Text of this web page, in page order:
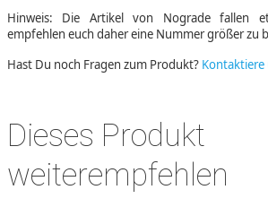
Hinweis: Die Artikel von Nograde fallen
empfehlen euch daher eine Nummer größer zu
Hast Du noch Fragen zum Produkt? Kontaktiere
Dieses Produkt
weiterempfehlen